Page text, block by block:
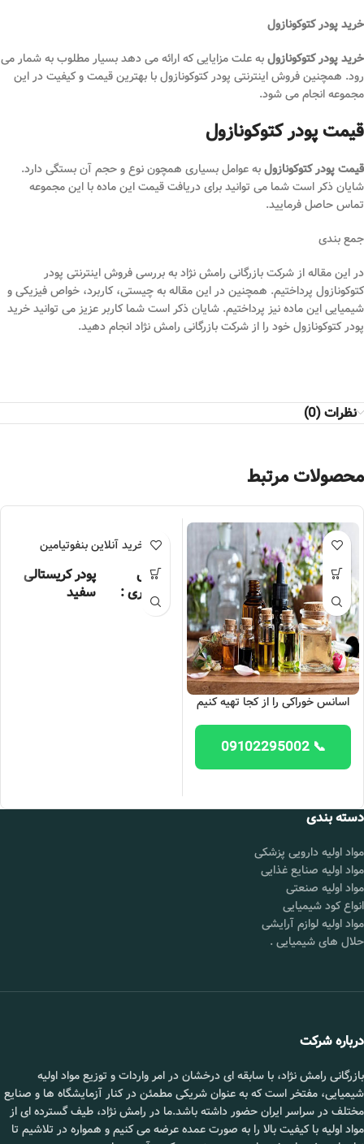
خرید پودر کتوکونازول
خرید پودر کتوکونازولبه علت مزایایی که ارائه می دهد بسیار مطلوب به شمار می
رود. همچنین فروش اینترنتی پودر کتوکونازول با بهترین قیمت و کیفیت در این
مجموعه انجام می شود.
قیمت پودر کتوکونازول
قیمت پودر کتوکونازولبه عوامل بسیاری همچون نوع و حجم آن بستگی دارد.
شایان ذکر است شما می توانید برای دریافت قیمت این ماده با این مجموعه
تماس حاصل فرمایید.
جمع بندی
در این مقاله از شرکت بازرگانی رامش نژاد به بررسی فروش اینترنتی پودر
کتوکونازول پرداختیم. همچنین در این مقاله به چیستی، کاربرد، خواص فیزیکی و
شیمیایی این ماده نیز پرداختیم. شایان ذکر است شما کاربر عزیز می توانید خرید
پودر کتوکونازول خود را از شرکت بازرگانی رامش نژاد انجام دهید.
نظرات (0)
محصولات مرتبط
اسانس خوراکی را از کجا تهیه کنیم
📞 09102295002
خرید آنلاین بنفوتیامین
شکل
ظاهری :
پودر کریستالی
سفید
دسته بندی
مواد اولیه دارویی پزشکی
مواد اولیه صنایع غذایی
مواد اولیه صنعتی
انواع کود شیمیایی
مواد اولیه لوازم آرایشی
حلال های شیمیایی .
درباره شرکت
بازرگانی رامش نژاد، با سابقه ای درخشان در امر واردات و توزیع مواد اولیه
شیمیایی، مفتخر است که به عنوان شریکی مطمئن در کنار آزمایشگاه ها و صنایع
مختلف در سراسر ایران حضور داشته باشد.ما در رامش نژاد، طیف گسترده ای از
مواد اولیه با کیفیت بالا را به صورت عمده عرضه می کنیم و همواره در تلاشیم تا